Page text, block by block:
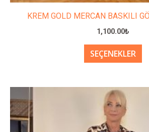
KREM GOLD MERCAN BASKILI
1,100.00₺
SEÇENEKLER